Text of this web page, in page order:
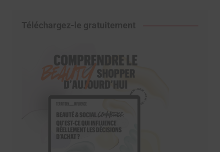
Téléchargez-le gratuitement